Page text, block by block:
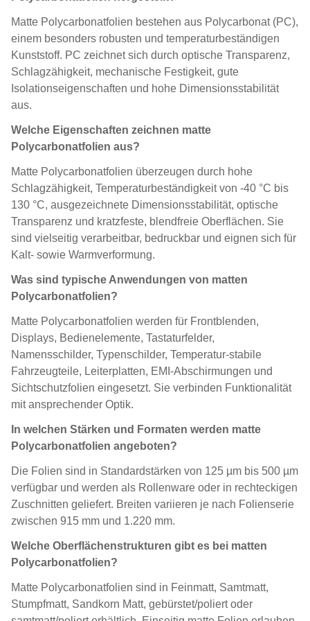
Matte Polycarbonatfolien bestehen aus Polycarbonat (PC),
einem besonders robusten und temperaturbeständigen
Kunststoff. PC zeichnet sich durch optische Transparenz,
Schlagzähigkeit, mechanische Festigkeit, gute
Isolationseigenschaften und hohe Dimensionsstabilität
aus.
Welche Eigenschaften zeichnen matte
Polycarbonatfolien aus?
Matte Polycarbonatfolien überzeugen durch hohe
Schlagzähigkeit, Temperaturbeständigkeit von -40 °C bis
130 °C, ausgezeichnete Dimensionsstabilität, optische
Transparenz und kratzfeste, blendfreie Oberflächen. Sie
sind vielseitig verarbeitbar, bedruckbar und eignen sich für
Kalt- sowie Warmverformung.
Was sind typische Anwendungen von matten
Polycarbonatfolien?
Matte Polycarbonatfolien werden für Frontblenden,
Displays, Bedienelemente, Tastaturfelder,
Namensschilder, Typenschilder, Temperatur-stabile
Fahrzeugteile, Leiterplatten, EMI-Abschirmungen und
Sichtschutzfolien eingesetzt. Sie verbinden Funktionalität
mit ansprechender Optik.
In welchen Stärken und Formaten werden matte
Polycarbonatfolien angeboten?
Die Folien sind in Standardstärken von 125 µm bis 500 µm
verfügbar und werden als Rollenware oder in rechteckigen
Zuschnitten geliefert. Breiten variieren je nach Folienserie
zwischen 915 mm und 1.220 mm.
Welche Oberflächenstrukturen gibt es bei matten
Polycarbonatfolien?
Matte Polycarbonatfolien sind in Feinmatt, Samtmatt,
Stumpfmatt, Sandkorn Matt, gebürstet/poliert oder